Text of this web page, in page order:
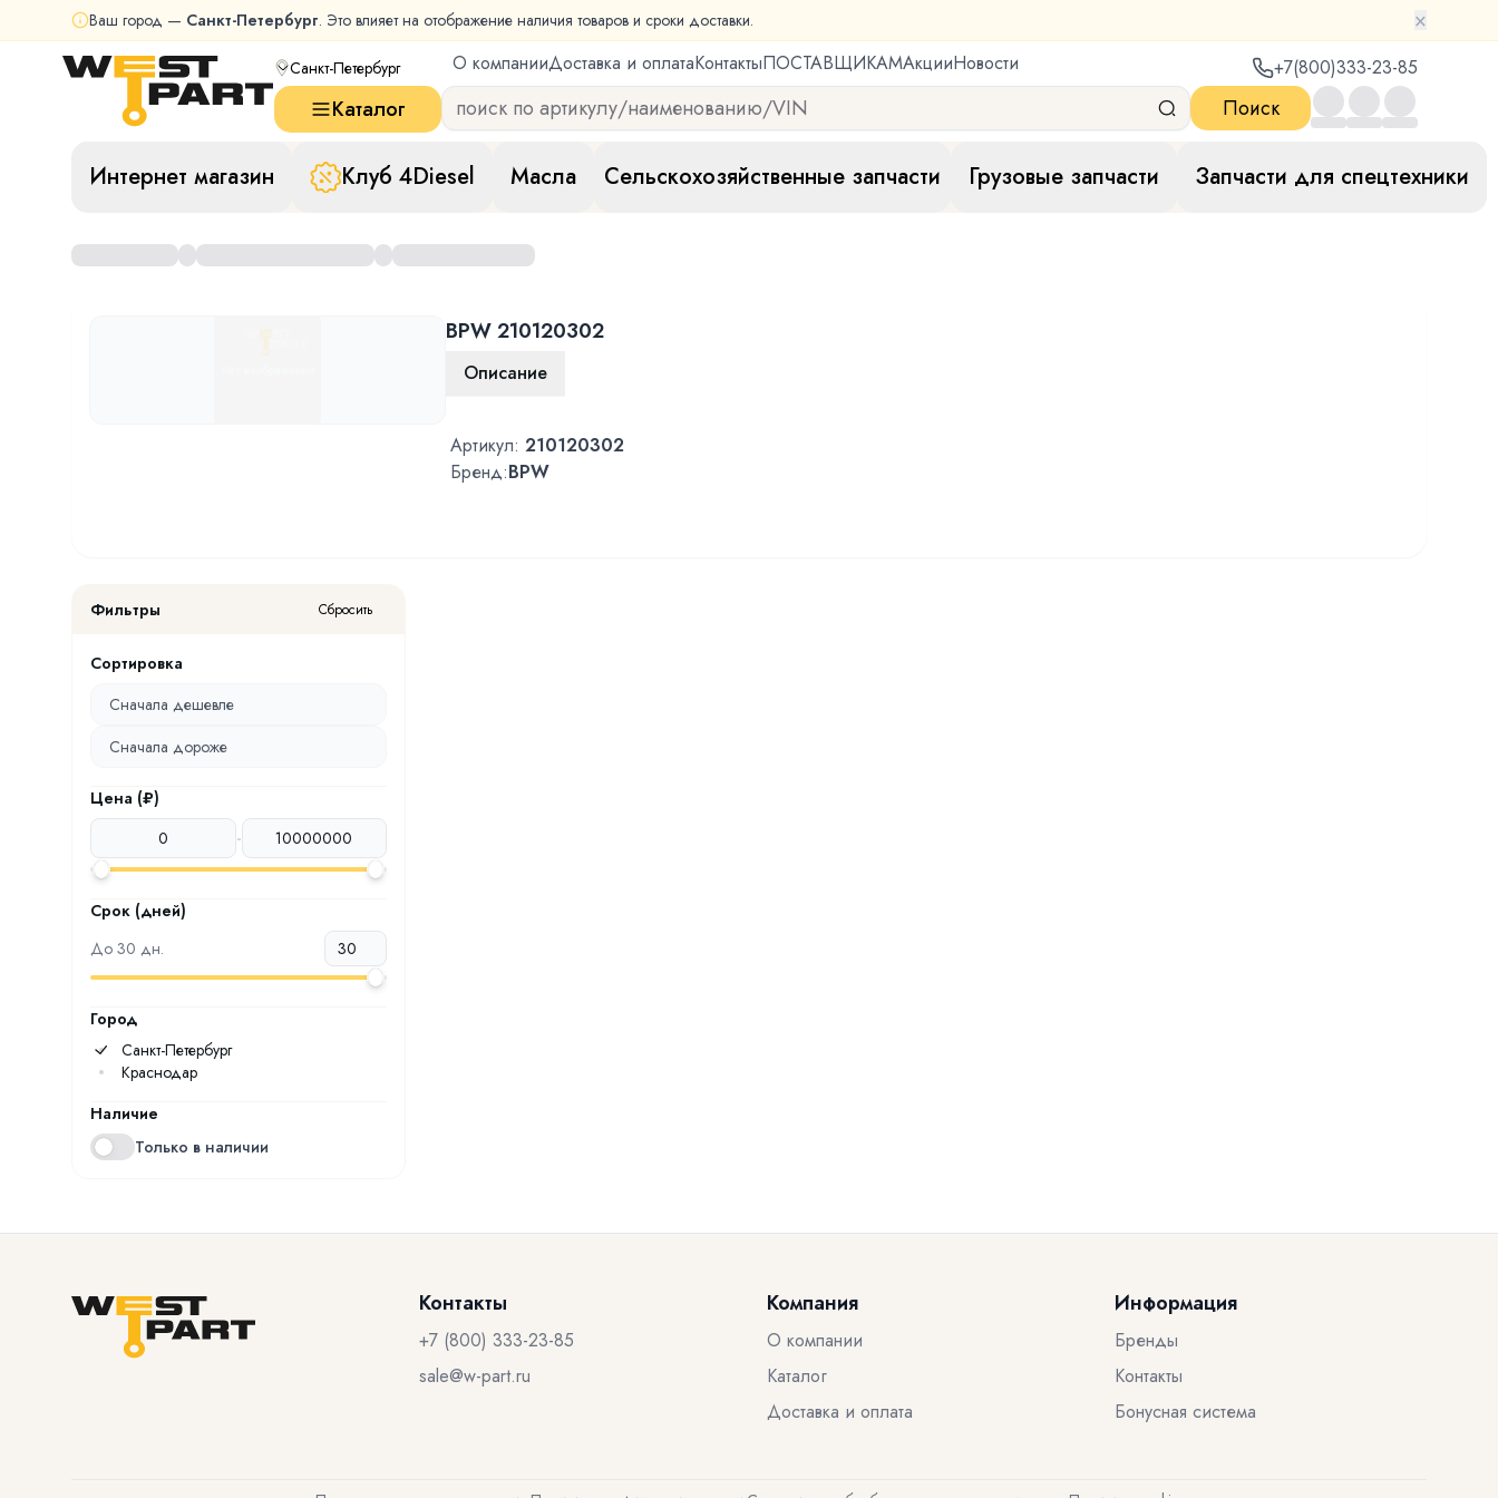
Ваш город — Санкт-Петербург. Это влияет на отображение наличия товаров и сроки доставки. ×
Санкт-Петербург О компанииДоставка и оплатаКонтактыПОСТАВЩИКАМАкцииНовости +7(800)333-23-85
Каталог Поиск
Интернет магазин Клуб 4Diesel Масла Сельскохозяйственные запчасти Грузовые запчасти Запчасти для спецтехники
BPW 210120302
Описание
Артикул: 210120302
Бренд:BPW
Фильтры Сбросить
Сортировка
Сначала дешевле
Сначала дороже
Цена (₽)
-
Срок (дней)
До 30 дн.
Город
Санкт-Петербург
Краснодар
Наличие
Только в наличии
Контакты
+7 (800) 333-23-85
sale@w-part.ru
Компания
О компании
Каталог
Доставка и оплата
Информация
Бренды
Контакты
Бонусная система